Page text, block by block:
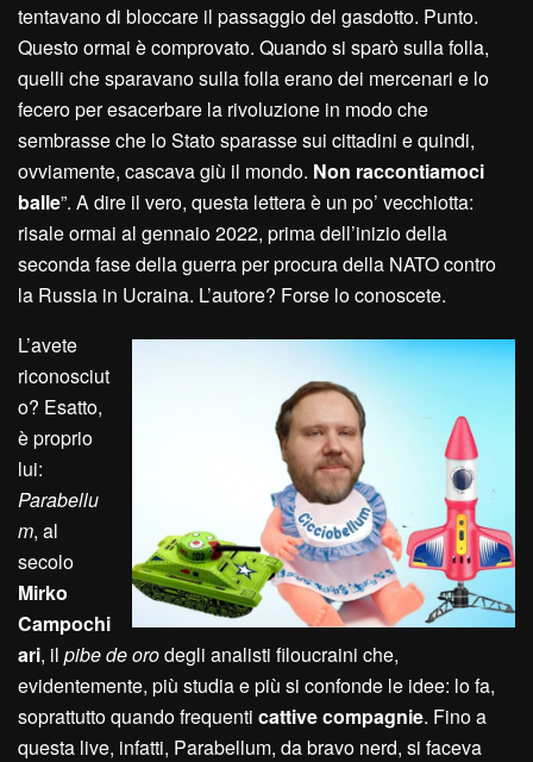
tentavano di bloccare il passaggio del gasdotto. Punto.
Questo ormai è comprovato. Quando si sparò sulla folla,
quelli che sparavano sulla folla erano dei mercenari e lo
fecero per esacerbare la rivoluzione in modo che
sembrasse che lo Stato sparasse sui cittadini e quindi,
ovviamente, cascava giù il mondo. Non raccontiamoci
balle”. A dire il vero, questa lettera è un po’ vecchiotta:
risale ormai al gennaio 2022, prima dell’inizio della
seconda fase della guerra per procura della NATO contro
la Russia in Ucraina. L’autore? Forse lo conoscete.
L’avete
riconosciut
o? Esatto,
è proprio
lui:
Parabellu
m, al
secolo
Mirko
Campochi
ari, il pibe de orodegli analisti filoucraini che,
evidentemente, più studia e più si confonde le idee: lo fa,
soprattutto quando frequenti cattive compagnie. Fino a
questa live, infatti, Parabellum, da bravo nerd, si faceva